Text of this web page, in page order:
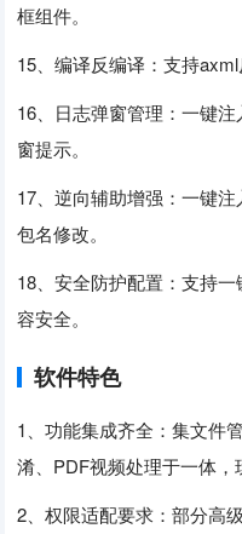
框组件。
15、编译反编译：支持
16、日志弹窗管理：一键
窗提示。
17、逆向辅助增强：一键
包名修改。
18、安全防护配置：支持
容安全。
软件特色
1、功能集成齐全：集文件
淆、PDF视频处理于一体，
2、权限适配要求：部分高